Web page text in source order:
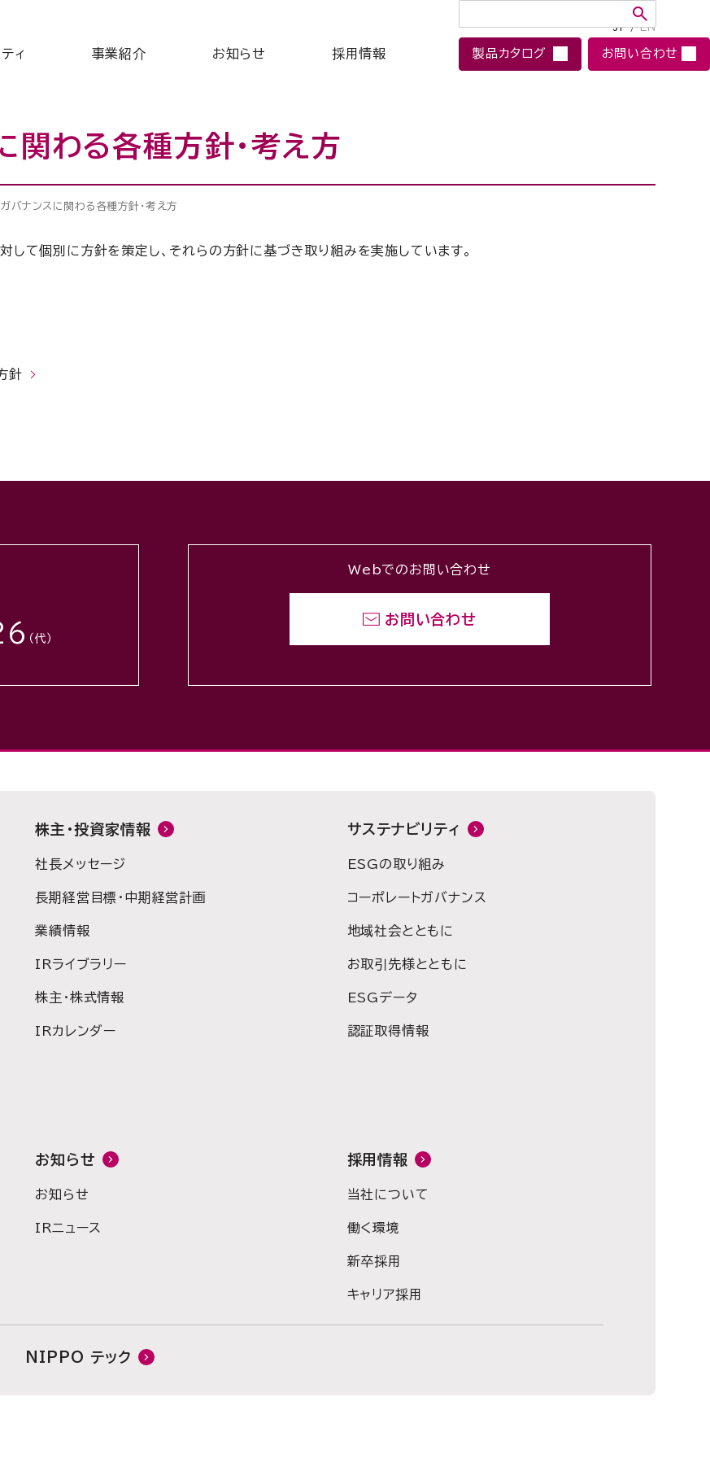
JP / EN
ィ 事業紹介 お知らせ 採用情報 製品カタログ お問い合わせ
関わる各種方針・考え方
バナンスに関わる各種方針・考え方
して個別に方針を策定し、それらの方針に基づき取り組みを実施しています。
針
（代）
Webでのお問い合わせ
お問い合わせ
株主・投資家情報
社長メッセージ
長期経営目標・中期経営計画
業績情報
IRライブラリー
株主・株式情報
IRカレンダー
サステナビリティ
ESGの取り組み
コーポレートガバナンス
地域社会とともに
お取引先様とともに
ESGデータ
認証取得情報
お知らせ
お知らせ
IRニュース
採用情報
当社について
働く環境
新卒採用
キャリア採用
NIPPO テック